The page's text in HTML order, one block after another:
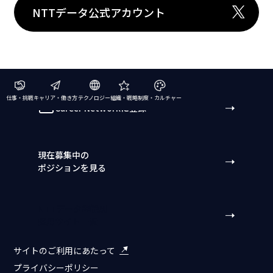
NTTデータ公式アカウント
仕事・挑戦キャリア・働き方テクノロジー組織・戦略制度・カルチャー
Career Networkに登録
現在募集中の
ポジションを見る
サイトのご利用にあたって
プライバシーポリシー